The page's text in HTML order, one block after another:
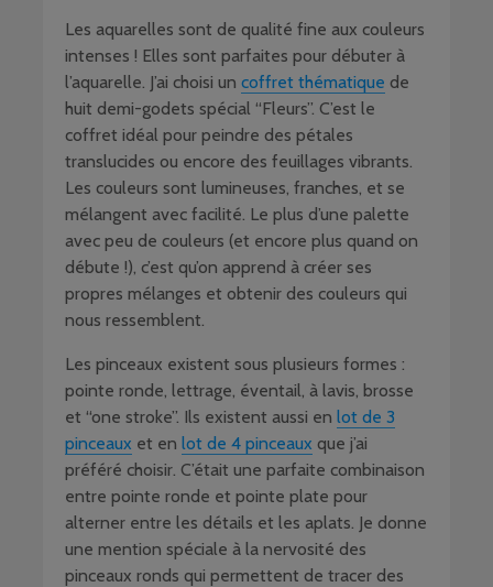
Les aquarelles sont de qualité fine aux couleurs
intenses ! Elles sont parfaites pour débuter à
l’aquarelle. J’ai choisi un coffret thématique de
huit demi-godets spécial “Fleurs”. C’est le
coffret idéal pour peindre des pétales
translucides ou encore des feuillages vibrants.
Les couleurs sont lumineuses, franches, et se
mélangent avec facilité. Le plus d’une palette
avec peu de couleurs (et encore plus quand on
débute !), c’est qu’on apprend à créer ses
propres mélanges et obtenir des couleurs qui
nous ressemblent.
Les pinceaux existent sous plusieurs formes :
pointe ronde, lettrage, éventail, à lavis, brosse
et “one stroke”. Ils existent aussi en lot de 3
pinceaux et en lot de 4 pinceaux que j’ai
préféré choisir. C’était une parfaite combinaison
entre pointe ronde et pointe plate pour
alterner entre les détails et les aplats. Je donne
une mention spéciale à la nervosité des
pinceaux ronds qui permettent de tracer des